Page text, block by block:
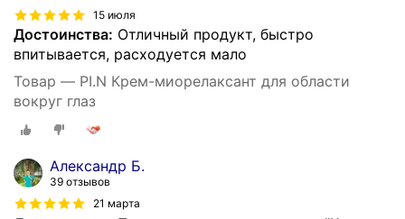
15 июля
Достоинства: Отличный продукт, быстро
впитывается, расходуется мало
Товар — PI.N Крем-миорелаксант для области
вокруг глаз
Александр Б.
39 отзывов
21 марта